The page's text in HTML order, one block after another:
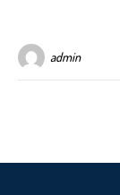
admin